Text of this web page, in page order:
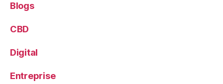
Blogs
CBD
Digital
Entreprise